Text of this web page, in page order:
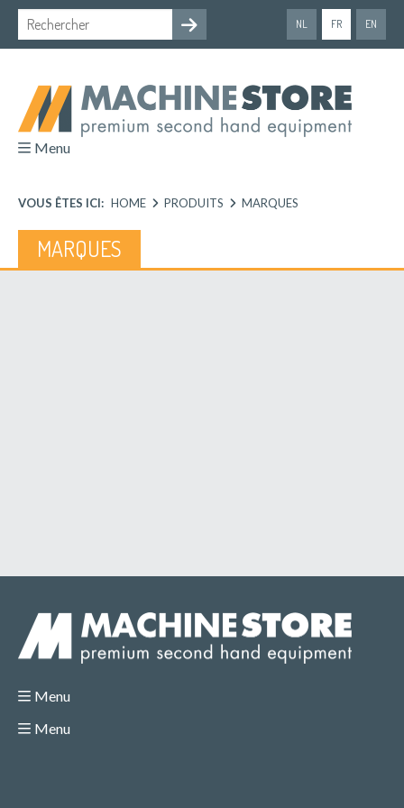
NL FR EN
Menu
VOUS ÊTES ICI: HOME PRODUITS MARQUES
MARQUES
Menu
Menu